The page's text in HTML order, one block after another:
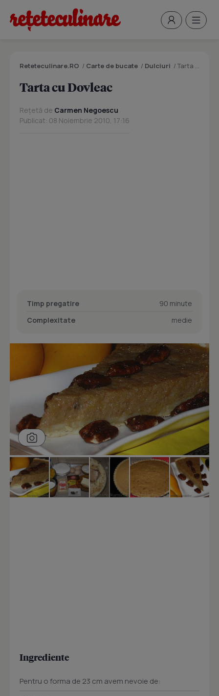
Reteteculinare.RO / Carte de bucate / Dulciuri /Tarta cu Dovleac
Tarta cu Dovleac
Rețetă de Carmen Negoescu
Publicat: 08 Noiembrie 2010, 17:16
Timp pregatire
90 minute
Complexitate
medie
Ingrediente
Pentru o forma de 23 cm avem nevoie de: